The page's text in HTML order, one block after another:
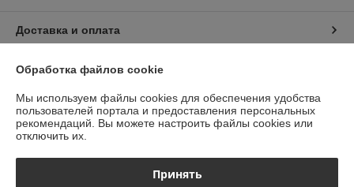
Доставка и оплата
График работы
Полная версия сайта
Политика обработки cookies
Сайт создан на платформе Deal.by
Обработка файлов cookie
Мы используем файлы cookies для обеспечения удобства
пользователей портала и предоставления персональных
рекомендаций. Вы можете настроить файлы cookies или
отключить их.
Принять